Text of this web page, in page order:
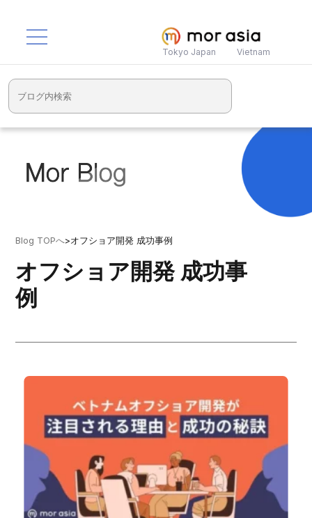
Tokyo Japan Vietnam
Blog TOPへ>オフショア開発 成功事例
オフショア開発 成功事
例